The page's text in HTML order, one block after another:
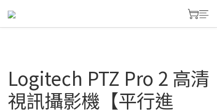
Logitech PTZ Pro 2 高清
視訊攝影機【平行進